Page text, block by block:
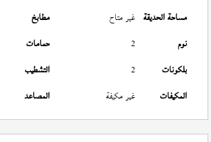
مساحة الحديقة غير متاح مطابخ
نوم
2 حمامات
بلكونات
2 التشطيب
المكيفات
غير مكيفة المصاعد